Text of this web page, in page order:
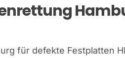
für defekte Festplatten